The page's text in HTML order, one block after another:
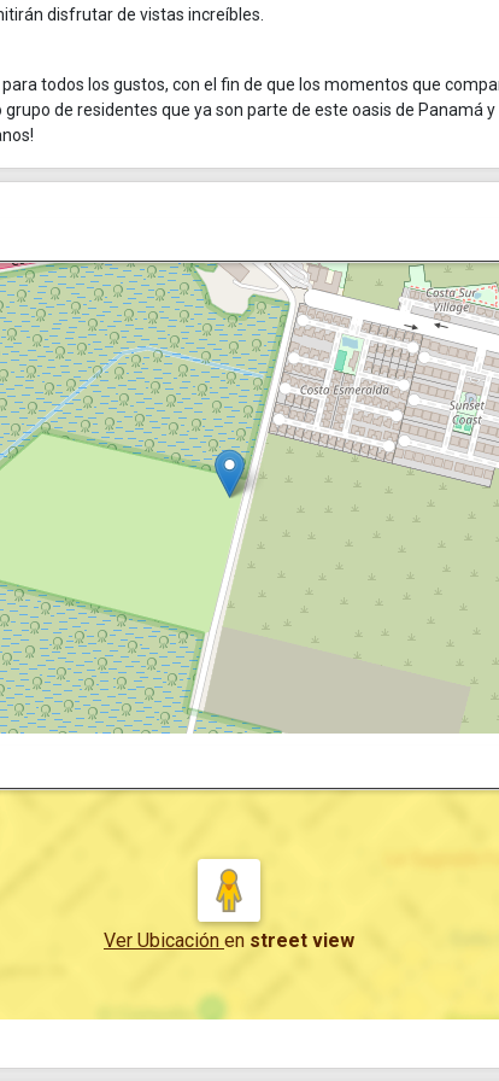
disfrutar de vistas increíbles.
todos los gustos, con el fin de que los momentos que
de residentes que ya son parte de este oasis de Panamá y
Ver Ubicación en street view